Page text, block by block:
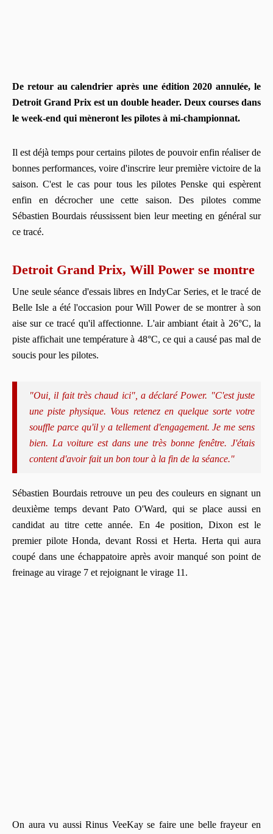
De retour au calendrier après une édition 2020 annulée, le
Detroit Grand Prix est un double header. Deux courses dans
le week-end qui mèneront les pilotes à mi-championnat.
Il est déjà temps pour certains pilotes de pouvoir enfin réaliser de
bonnes performances, voire d'inscrire leur première victoire de la
saison. C'est le cas pour tous les pilotes Penske qui espèrent
enfin en décrocher une cette saison. Des pilotes comme
Sébastien Bourdais réussissent bien leur meeting en général sur
ce tracé.
Detroit Grand Prix, Will Power se montre
Une seule séance d'essais libres en IndyCar Series, et le tracé de
Belle Isle a été l'occasion pour Will Power de se montrer à son
aise sur ce tracé qu'il affectionne. L'air ambiant était à 26°C, la
piste affichait une température à 48°C, ce qui a causé pas mal de
soucis pour les pilotes.
"Oui, il fait très chaud ici", a déclaré Power. "C'est juste
une piste physique. Vous retenez en quelque sorte votre
souffle parce qu'il y a tellement d'engagement. Je me sens
bien. La voiture est dans une très bonne fenêtre. J'étais
content d'avoir fait un bon tour à la fin de la séance."
Sébastien Bourdais retrouve un peu des couleurs en signant un
deuxième temps devant Pato O'Ward, qui se place aussi en
candidat au titre cette année. En 4e position, Dixon est le
premier pilote Honda, devant Rossi et Herta. Herta qui aura
coupé dans une échappatoire après avoir manqué son point de
freinage au virage 7 et rejoignant le virage 11.
On aura vu aussi Rinus VeeKay se faire une belle frayeur en